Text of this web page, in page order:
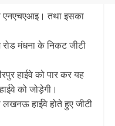
एनएचएआइ। तथा इसका
रोड मंधना के निकट जीटी
हाईवे को पार कर यह
को जोड़ेगी।
हाईवे होते हुए जीटी